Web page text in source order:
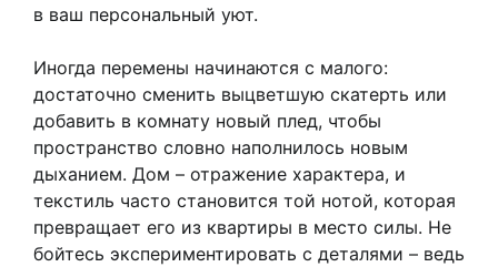
в ваш персональный уют.
Иногда перемены начинаются с малого:
достаточно сменить выцветшую скатерть или
добавить в комнату новый плед, чтобы
пространство словно наполнилось новым
дыханием. Дом – отражение характера, и
текстиль часто становится той нотой, которая
превращает его из квартиры в место силы. Не
бойтесь экспериментировать с деталями – ведь